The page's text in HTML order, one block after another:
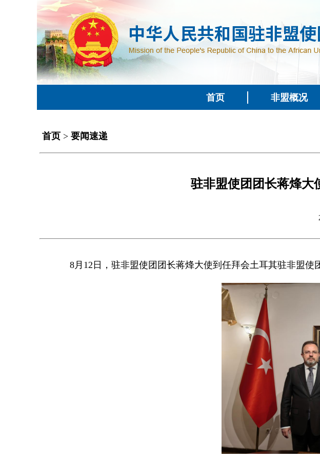
首页 非盟概况
首页 > 要闻速递
驻非盟使团团长蒋烽大
8月12日，驻非盟使团团长蒋烽大使到任拜会土耳其驻非盟使